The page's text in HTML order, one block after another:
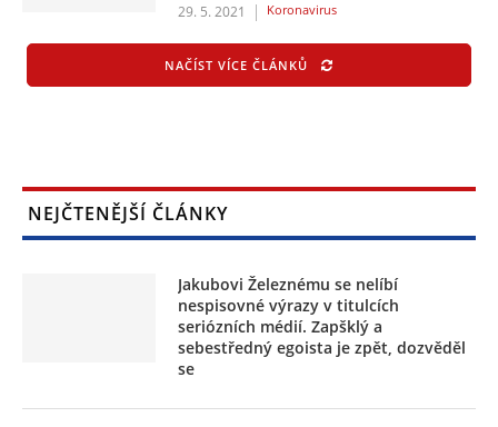
29. 5. 2021 Koronavirus
NAČÍST VÍCE ČLÁNKŮ
NEJČTENĚJŠÍ ČLÁNKY
Jakubovi Železnému se nelíbí
nespisovné výrazy v titulcích
seriózních médií. Zapšklý a
sebestředný egoista je zpět, dozvěděl
se